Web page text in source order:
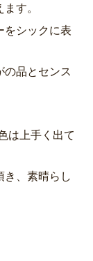
す。
をシックに表
の品とセンス
は上手く出て
き、素晴らし